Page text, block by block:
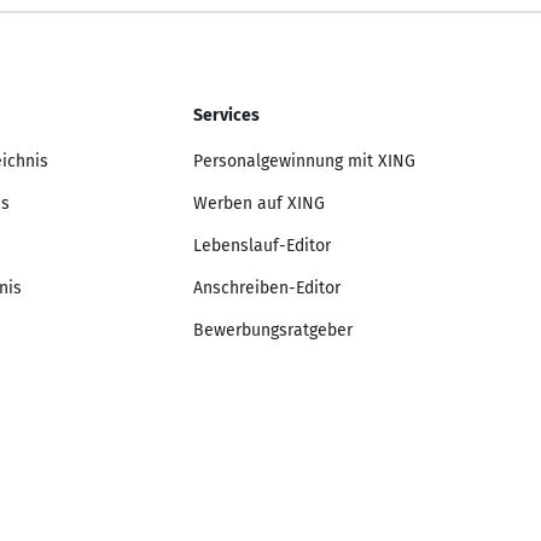
Services
Personalgewinnung mit XING
Werben auf XING
Lebenslauf-Editor
Anschreiben-Editor
Bewerbungsratgeber